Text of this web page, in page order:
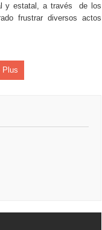
y estatal, a través
de los
frustrar diversos actos
Plus